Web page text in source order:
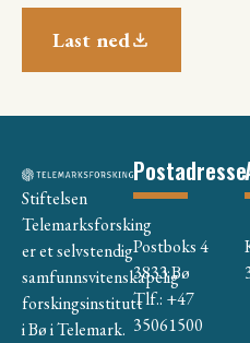
Last ned
Stiftelsen
Telemarksforsking
er et selvstendig
samfunnsvitenskapelig
forskingsinstitutt
i Bø i Telemark.
Postadresse
Postboks 4
3833 Bø
Tlf.: +47
35061500